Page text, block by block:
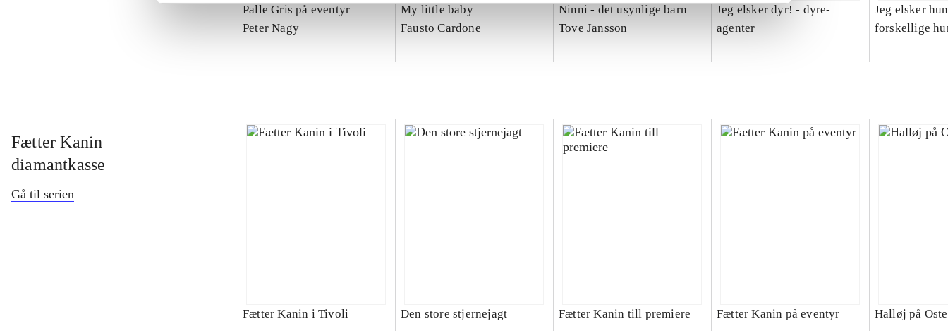
Palle Gris på eventyr
Peter Nagy
My little baby
Fausto Cardone
Ninni - det usynlige barn
Tove Jansson
Jeg elsker dyr! - dyre-
agenter
Jeg elsker
forskellige
Fætter Kanin
diamantkasse
Gå til serien
Fætter Kanin i Tivoli Den store stjernejagt Fætter Kanin till premiere Fætter Kanin på eventyr Halløj på